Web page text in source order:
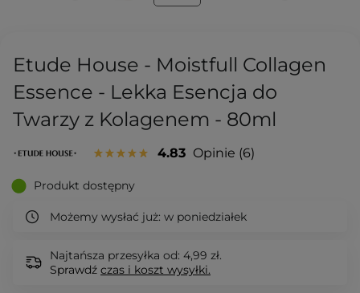
Etude House - Moistfull Collagen
Essence - Lekka Esencja do
Twarzy z Kolagenem - 80ml
4.83 Opinie 6
Produkt dostępny
Możemy wysłać już: w poniedziałek
Najtańsza przesyłka od: 4,99 zł.
Sprawdź czas i koszt wysyłki.